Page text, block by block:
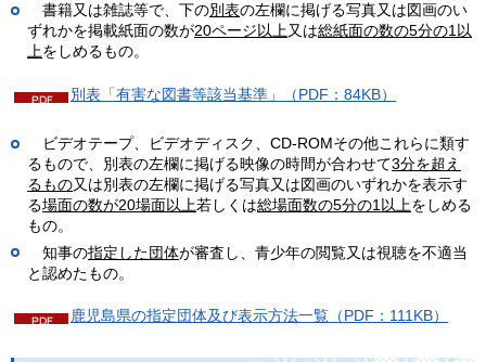
書籍又は雑誌等で、下の別表の左欄に掲げる写真又は図画のい
ずれかを掲載紙面の数が20ページ以上又は総紙面の数の5分の1以
上をしめるもの。
別表「有害な図書等該当基準」（PDF：84KB）
ビデオテープ、ビデオディスク、CD-ROMその他これらに類す
るもので、別表の左欄に掲げる映像の時間が合わせて3分を超え
るもの又は別表の左欄に掲げる写真又は図画のいずれかを表示す
る場面の数が20場面以上若しくは総場面数の5分の1以上をしめる
もの。
知事の指定した団体が審査し、青少年の閲覧又は視聴を不適当
と認めたもの。
鹿児島県の指定団体及び表示方法一覧（PDF：111KB）